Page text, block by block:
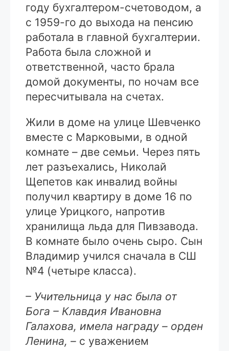
году бухгалтером-счетоводом, а
с 1959-го до выхода на пенсию
работала в главной бухгалтерии.
Работа была сложной и
ответственной, часто брала
домой документы, по ночам все
пересчитывала на счетах.
Жили в доме на улице Шевченко
вместе с Марковыми, в одной
комнате – две семьи. Через пять
лет разъехались, Николай
Щепетов как инвалид войны
получил квартиру в доме 16 по
улице Урицкого, напротив
хранилища льда для Пивзавода.
В комнате было очень сыро. Сын
Владимир учился сначала в СШ
№4 (четыре класса).
– Учительница у нас была от
Бога – Клавдия Ивановна
Галахова, имела награду – орден
Ленина, – с уважением